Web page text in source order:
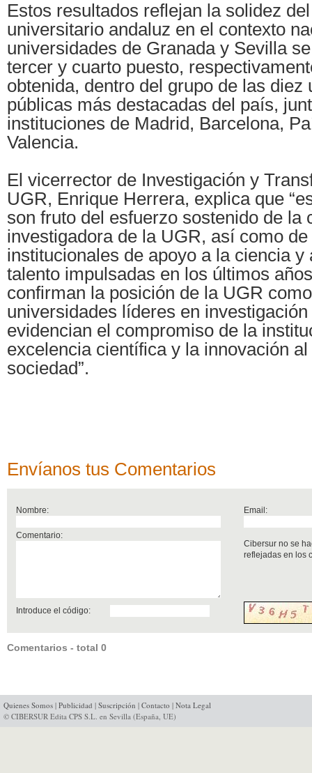
Estos resultados reflejan la solidez
universitario andaluz en el contexto
universidades de Granada y Sevilla
tercer y cuarto puesto,
obtenida, dentro del grupo de las diez
públicas más destacadas del país,
instituciones de Madrid, Barcelona,
Valencia.
El vicerrector de Investigación y
UGR, Enrique Herrera, explica que
son fruto del esfuerzo sostenido de la
investigadora de la UGR, así como
institucionales de apoyo a la ciencia y
talento impulsadas en los últimos
confirman la posición de la UGR
universidades líderes en
evidencian el compromiso de la
excelencia científica y la innovación
sociedad”.
Envíanos tus Comentarios
Nombre: Email:
Comentario:
Cibersur no se
reflejadas en los
Introduce el código:
Comentarios - total 0
Quienes Somos | Publicidad | Suscripción | Contacto | Nota Legal
© CIBERSUR Edita CPS S.L. en Sevilla (España, UE)